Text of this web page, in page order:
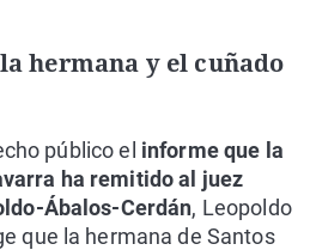
hermana y el cuñado
público el informe que la
ha remitido al juez
Ábalos-Cerdán, Leopoldo
que la hermana de Santos